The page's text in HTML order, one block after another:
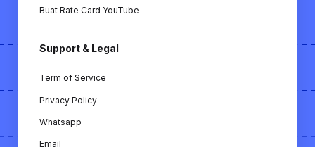
TikTok.
menghitung engagement rate KOL di
Cek ER KOL YouTube: Alat untuk
Buat Rate Card YouTube
Support & Legal
Term of Service
Privacy Policy
Whatsapp
Email